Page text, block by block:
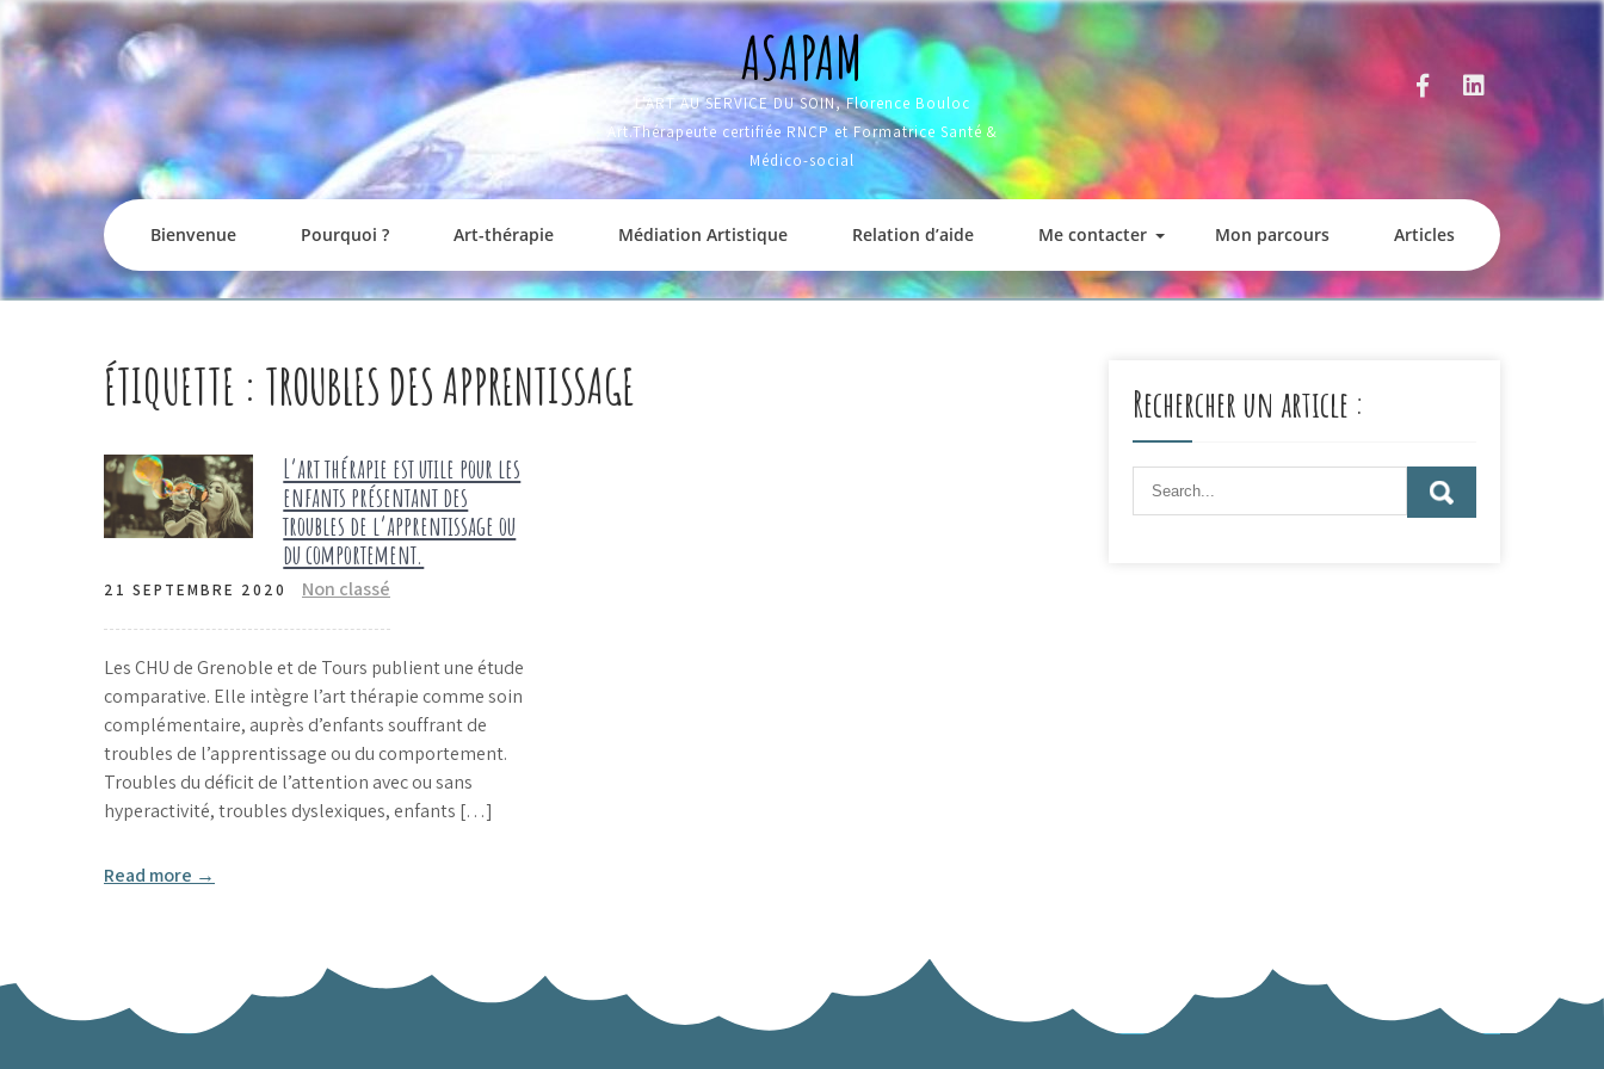
to
content
ASAPAM
L'ART AU SERVICE DU SOIN, Florence Bouloc
Art.Thérapeute certifiée RNCP et Formatrice Santé &
Médico-social
Bienvenue Pourquoi ? Art-thérapie Médiation Artistique Relation d’aide Me contacter Mon parcours Articles
ÉTIQUETTE : TROUBLES DES APPRENTISSAGE
L’art thérapie est utile pour les
enfants présentant des
troubles de l’apprentissage ou
du comportement.
21 SEPTEMBRE 2020 Non classé
Les CHU de Grenoble et de Tours publient une étude
comparative. Elle intègre l’art thérapie comme soin
complémentaire, auprès d’enfants souffrant de
troubles de l’apprentissage ou du comportement.
Troubles du déficit de l’attention avec ou sans
hyperactivité, troubles dyslexiques, enfants […]
Read more →
Rechercher un article :